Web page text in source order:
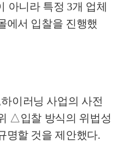
아니라 특정 3개 업체
에서 입찰을 진행했
이러닝 사업의 사전
△입찰 방식의 위법성
명할 것을 제안했다.